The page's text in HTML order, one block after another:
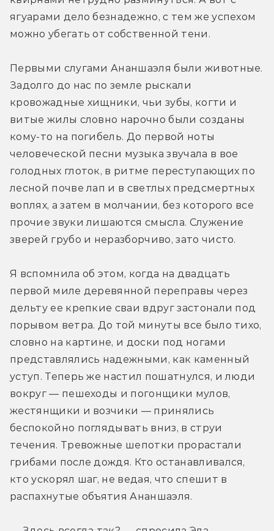
ягуарами дело безнадежно, с тем же успехом
можно убегать от собственной тени.
Первыми слугами Ананшаэля были животные.
Задолго до нас по земле рыскали
кровожадные хищники, чьи зубы, когти и
витые жилы словно нарочно были созданы
кому-то на погибель. До первой ноты
человеческой песни музыка звучала в вое
голодных глоток, в ритме переступающих по
лесной почве лап и в светлых предсмертных
воплях, а затем в молчании, без которого все
прочие звуки лишаются смысла. Служение
зверей грубо и неразборчиво, зато чисто.
Я вспомнила об этом, когда на двадцать
первой миле деревянной переправы через
дельту ее крепкие сваи вдруг застонали под
порывом ветра. До той минуты все было тихо,
словно на картине, и доски под ногами
представлялись надежными, как каменный
уступ. Теперь же настил пошатнулся, и люди
вокруг — пешеходы и погонщики мулов,
жестянщики и возчики — принялись
беспокойно поглядывать вниз, в струи
течения. Тревожные шепотки прорастали
грибами после дождя. Кто останавливался,
кто ускорял шаг, не ведая, что спешит в
распахнутые объятия Ананшаэля.